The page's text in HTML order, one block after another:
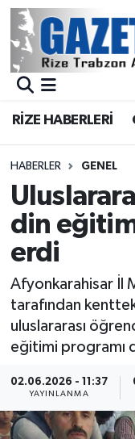
RİZE HABERLERİ
HABERLER GENEL
din
erdi
Afyonkarahisar İl
tarafından
uluslararası
eğitimi programı
02.06.2026 - 11:37
YAYINLANMA
BÖLGEMİZ
Asayiş
Rize
Bilim
Advertising
Canlı Maç
ÇEVRE
Dış Haberler
Merkez
Merkez Trafik
Süper Lig
Tüm
Haber Arşivi